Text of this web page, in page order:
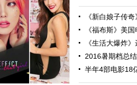
里邂逅特工、寻找浪漫
《新白娘子传
《福布斯》美
《生活大爆炸
2016暑期档总
半年4部电影18